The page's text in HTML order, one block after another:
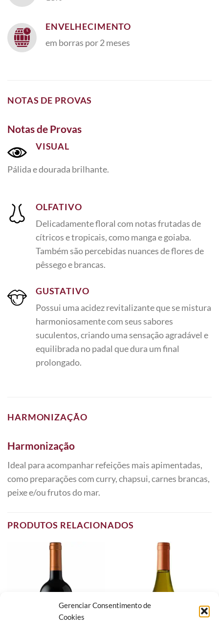
Gerenciar Consentimento de
Cookies
ENVELHECIMENTO
em borras por 2 meses
NOTAS DE PROVAS
Notas de Provas
VISUAL
Pálida e dourada brilhante.
OLFATIVO
Delicadamente floral com notas frutadas de
cítricos e tropicais, como manga e goiaba.
Também são percebidas nuances de flores de
pêssego e brancas.
GUSTATIVO
Possui uma acidez revitalizante que se mistura
harmoniosamente com seus sabores
suculentos, criando uma sensação agradável e
equilibrada no padal que dura um final
prolongado.
HARMONIZAÇÃO
Harmonização
Ideal para acompanhar refeições mais apimentadas,
como preparações com curry, chapsui, carnes brancas,
peixe e/ou frutos do mar.
PRODUTOS RELACIONADOS